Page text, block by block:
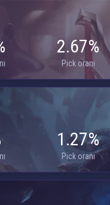
2.67%
Pick oranı
1.27%
Pick oranı